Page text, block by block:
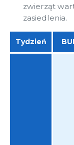
zwierząt
zasiedlenia.
Tydzień